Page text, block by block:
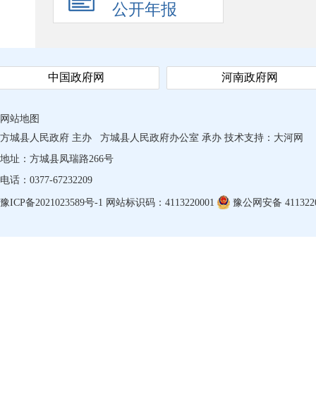
公开年报
中国政府网 河南政府网
网站地图
方城县人民政府 主办
方城县人民政府办公室 承办 技术支持： 大河网
地址：方城县凤瑞路266号
电话：0377-67232209
豫ICP备2021023589号-1 网站标识码：4113220001 豫公网安备